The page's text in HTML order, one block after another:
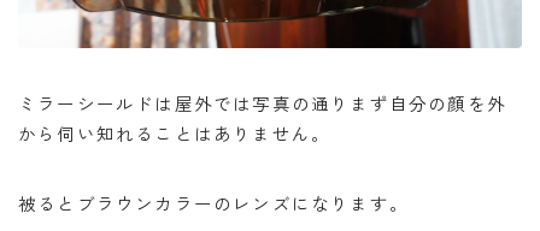
ミラーシールドは屋外では写真の通りまず自分の顔を外
から伺い知れることはありません。
被るとブラウンカラーのレンズになります。